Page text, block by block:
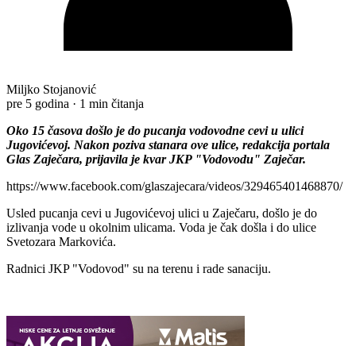
Miljko Stojanović
pre 5 godina · 1 min čitanja
Oko 15 časova došlo je do pucanja vodovodne cevi u ulici
Jugovićevoj. Nakon poziva stanara ove ulice, redakcija portala
Glas Zaječara, prijavila je kvar JKP "Vodovodu" Zaječar.
https://www.facebook.com/glaszajecara/videos/329465401468870/
Usled pucanja cevi u Jugovićevoj ulici u Zaječaru, došlo je do
izlivanja vode u okolnim ulicama. Voda je čak došla i do ulice
Svetozara Markovića.
Radnici JKP "Vodovod" su na terenu i rade sanaciju.